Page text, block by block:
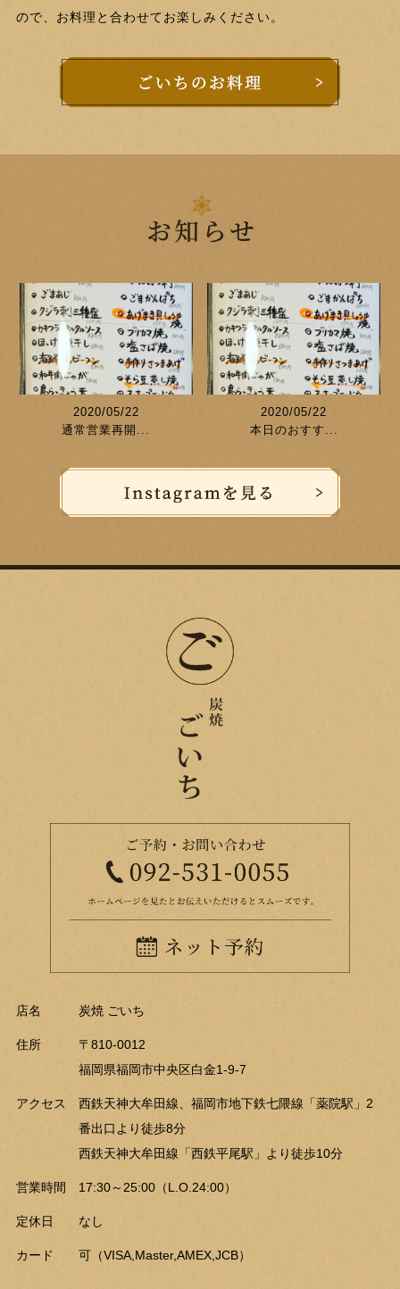
ので、お料理と合わせてお楽しみください。
2020/05/22
通常営業再開...
2020/05/22
本日のおすす...
店名 炭焼 ごいち
住所
〒810-0012
福岡県福岡市中央区白金1-9-7
アクセス
西鉄天神大牟田線、福岡市地下鉄七隈線「薬院駅」2
番出口より徒歩8分
西鉄天神大牟田線「西鉄平尾駅」より徒歩10分
営業時間 17:30～25:00（L.O.24:00）
定休日 なし
カード 可（VISA,Master,AMEX,JCB）